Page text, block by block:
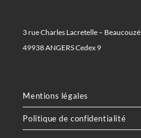
3 rue Charles Lacretelle – Beaucouzé
49938 ANGERS Cedex 9
Mentions légales
Politique de confidentialité